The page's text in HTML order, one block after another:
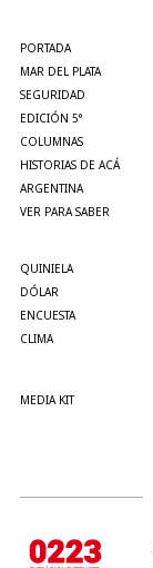
PORTADA
MAR DEL PLATA
SEGURIDAD
EDICIÓN 5°
COLUMNAS
HISTORIAS DE ACÁ
ARGENTINA
VER PARA SABER
QUINIELA
DÓLAR
ENCUESTA
CLIMA
MEDIA KIT